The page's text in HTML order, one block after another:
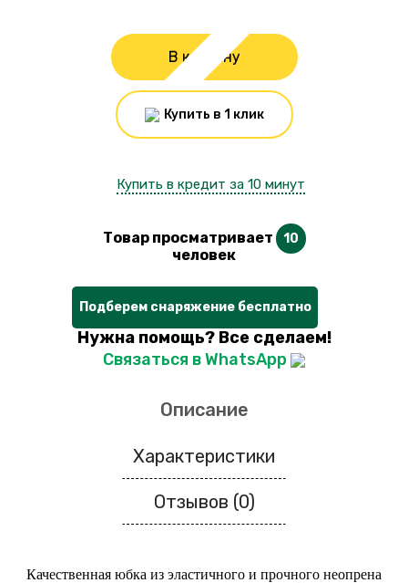
В корзину
Купить в 1 клик
Купить в кредит за 10 минут
Товар просматривает 10
человек
Подберем снаряжение бесплатно
Нужна помощь? Все сделаем!
Связаться в WhatsApp
Описание
Характеристики
Отзывов (0)
Качественная юбка из эластичного и прочного неопрена